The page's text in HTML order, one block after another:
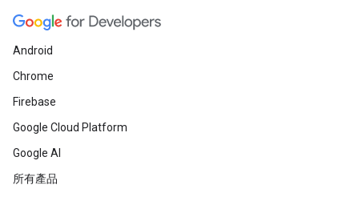
Android
Chrome
Firebase
Google Cloud Platform
Google AI
所有產品